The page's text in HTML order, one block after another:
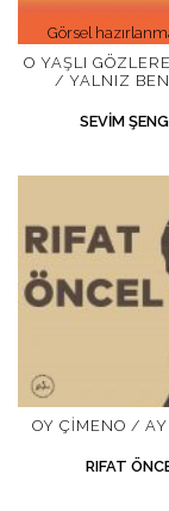
Görsel
O YAŞLI
/ YALNIZ
SEVIM
OY ÇIMENO /
RIFAT